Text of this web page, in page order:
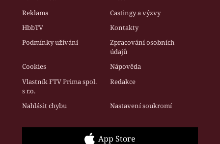
Reklama
Castingy a výzvy
HbbTV
Kontakty
Podmínky užívání
Zpracování osobních
údajů
Cookies
Nápověda
Vlastník FTV Prima spol.
s r.o.
Redakce
Nahlásit chybu Nastavení soukromí
App Store